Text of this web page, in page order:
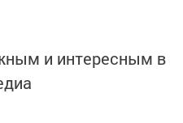
и интересным в